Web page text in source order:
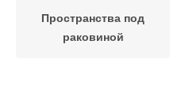
Пространства под
раковиной